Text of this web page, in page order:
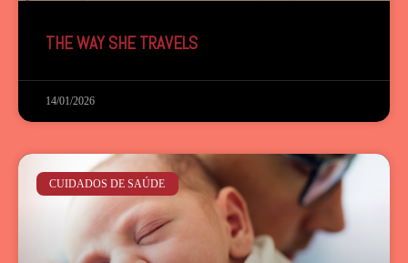
THE WAY SHE TRAVELS
14/01/2026
CUIDADOS DE SAÚDE